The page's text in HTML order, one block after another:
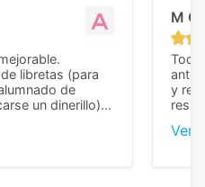
libretas (para
de
un dinerillo) y
buena calidad
M C
Todo
y
Ver